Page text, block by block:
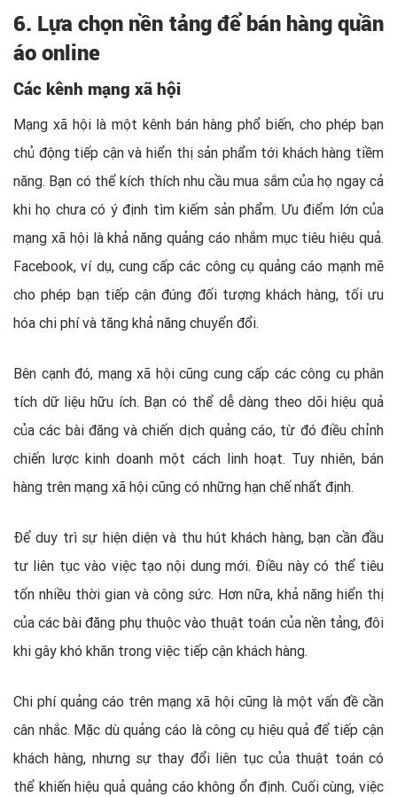
6. Lựa chọn nền tảng để bán hàng quần
áo online
Các kênh mạng xã hội
Mạng xã hội là một kênh bán hàng phổ biến, cho phép bạn
chủ động tiếp cận và hiển thị sản phẩm tới khách hàng tiềm
năng. Bạn có thể kích thích nhu cầu mua sắm của họ ngay cả
khi họ chưa có ý định tìm kiếm sản phẩm. Ưu điểm lớn của
mạng xã hội là khả năng quảng cáo nhắm mục tiêu hiệu quả.
Facebook, ví dụ, cung cấp các công cụ quảng cáo mạnh mẽ
cho phép bạn tiếp cận đúng đối tượng khách hàng, tối ưu
hóa chi phí và tăng khả năng chuyển đổi.
Bên cạnh đó, mạng xã hội cũng cung cấp các công cụ phân
tích dữ liệu hữu ích. Bạn có thể dễ dàng theo dõi hiệu quả
của các bài đăng và chiến dịch quảng cáo, từ đó điều chỉnh
chiến lược kinh doanh một cách linh hoạt. Tuy nhiên, bán
hàng trên mạng xã hội cũng có những hạn chế nhất định.
Để duy trì sự hiện diện và thu hút khách hàng, bạn cần đầu
tư liên tục vào việc tạo nội dung mới. Điều này có thể tiêu
tốn nhiều thời gian và công sức. Hơn nữa, khả năng hiển thị
của các bài đăng phụ thuộc vào thuật toán của nền tảng, đôi
khi gây khó khăn trong việc tiếp cận khách hàng.
Chi phí quảng cáo trên mạng xã hội cũng là một vấn đề cần
cân nhắc. Mặc dù quảng cáo là công cụ hiệu quả để tiếp cận
khách hàng, nhưng sự thay đổi liên tục của thuật toán có
thể khiến hiệu quả quảng cáo không ổn định. Cuối cùng, việc